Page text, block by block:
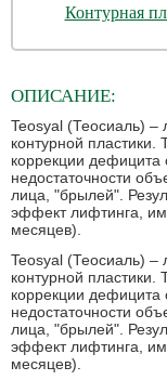
Контурная
ОПИСАНИЕ:
Teosyal (Теосиаль) –
контурной
коррекции дефицита
недостаточности
лица, "брылей".
эффект лифтинга,
месяцев).
Teosyal (Теосиаль) –
контурной
коррекции дефицита
недостаточности
лица, "брылей".
эффект лифтинга,
месяцев).